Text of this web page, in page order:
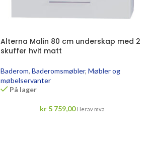
Alterna Malin 80 cm underskap med 2
skuffer hvit matt
Baderom, Baderomsmøbler, Møbler og
møbelservanter
På lager
kr 5 759,00 Herav mva